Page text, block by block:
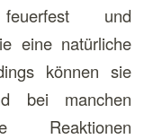
und
eine natürliche
können sie
bei manchen
Reaktionen